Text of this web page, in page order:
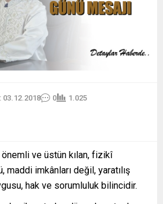
03.12.2018 0 1.025
önemli ve üstün kılan, fizikî
maddi imkânları değil, yaratılış
hak ve sorumluluk bilincidir.